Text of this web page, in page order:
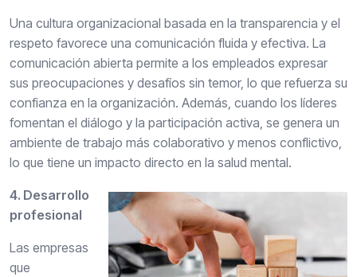
Una cultura organizacional basada en la transparencia y el
respeto favorece una comunicación fluida y efectiva. La
comunicación abierta permite a los empleados expresar
sus preocupaciones y desafíos sin temor, lo que refuerza su
confianza en la organización. Además, cuando los líderes
fomentan el diálogo y la participación activa, se genera un
ambiente de trabajo más colaborativo y menos conflictivo,
lo que tiene un impacto directo en la salud mental.
4. Desarrollo
profesional
Las empresas
que